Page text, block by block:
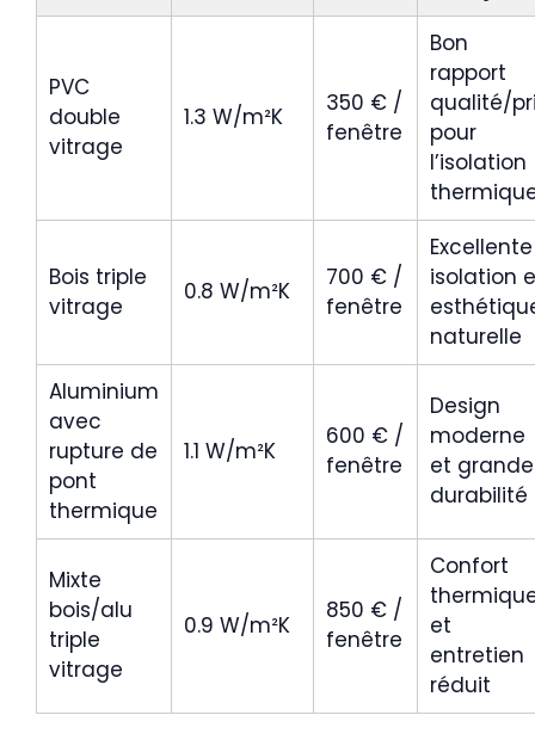
PVC
double
vitrage
1.3 W/m²K
350 € /
fenêtre
Bon
rapport
qualité/
pour
l’isolation
Bois triple
vitrage
0.8 W/m²K
700 € /
fenêtre
Excellente
isolation
naturelle
Aluminium
avec
rupture de
pont
thermique
1.1 W/m²K
600 € /
fenêtre
Design
moderne
et grande
durabilité
Mixte
bois/alu
triple
vitrage
0.9 W/m²K
850 € /
fenêtre
Confort
et
entretien
réduit